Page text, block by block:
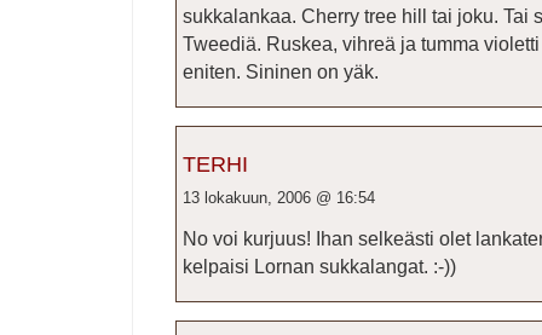
sukkalankaa. Cherry tree hill tai joku. Tai
Tweediä. Ruskea, vihreä ja tumma
eniten. Sininen on yäk.
TERHI
13 lokakuun, 2006 @ 16:54
No voi kurjuus! Ihan selkeästi olet
kelpaisi Lornan sukkalangat. :-))